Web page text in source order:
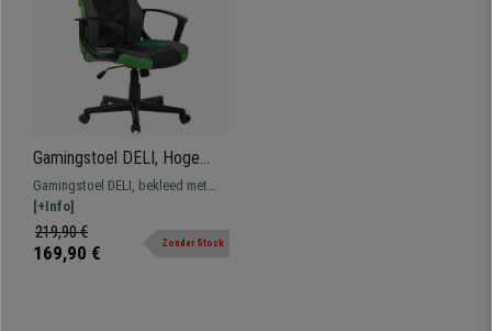
Gamingstoel DELI, Hoge
Rugleuning, Sportief Design,
Kantelmechanisme,
Zwart/Groen Leder
Gamingstoel DELI, bekleed met
synthetisch leder, combineert
sportieve elegantie met
zitcomfort.
[+Info]
219,90 €
169,90 € Zonder Stock